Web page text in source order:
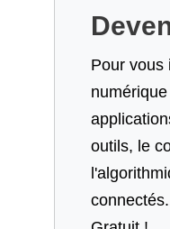
Pour vous
outils, le